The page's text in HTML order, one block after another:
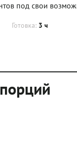
под свои
Готовка: 3 ч